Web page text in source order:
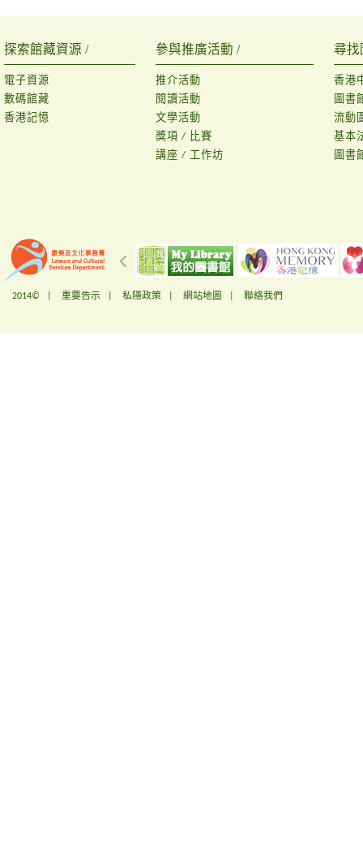
探索館藏資源 /
電子資源
數碼館藏
香港記憶
參與推廣活動 /
推介活動
閱讀活動
文學活動
獎項 / 比賽
講座 / 工作坊
尋找
香港
圖書
流動
基本
圖書
2014© | 重要告示 私隱政策 網站地圖 聯絡我們